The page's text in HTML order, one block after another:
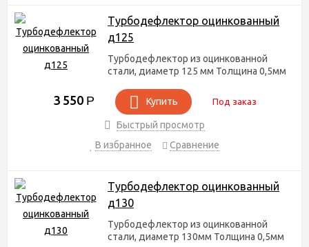
Турбодефлектор оцинкованный
д125
Турбодефлектор из оцинкованной
стали, диаметр 125 мм Толщина 0,5мм
3 550 Р Купить Под заказ
Быстрый просмотр
В избранное
Сравнение
Турбодефлектор оцинкованный
д130
Турбодефлектор из оцинкованной
стали, диаметр 130мм Толщина 0,5мм